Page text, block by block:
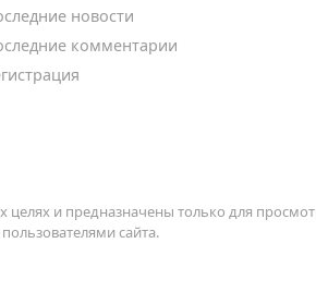
новости
комментарии
и предназначены только для
сайта.